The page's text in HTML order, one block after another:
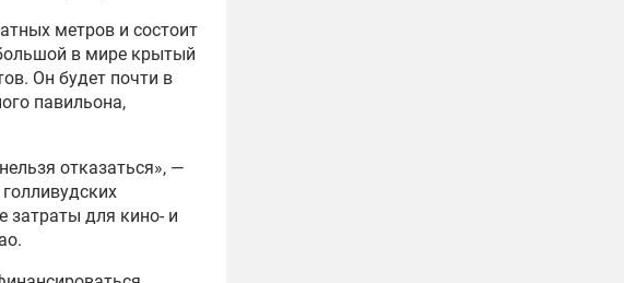
метров и состоит
в мире крытый
Он будет почти в
павильона,
отказаться», —
затраты для кино‑ и